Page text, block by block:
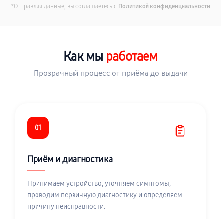
*Отправляя данные, вы соглашаетесь с Политикой конфиденциальности
Как мы работаем
Прозрачный процесс от приёма до выдачи
01
Приём и диагностика
Принимаем устройство, уточняем симптомы,
проводим первичную диагностику и определяем
причину неисправности.